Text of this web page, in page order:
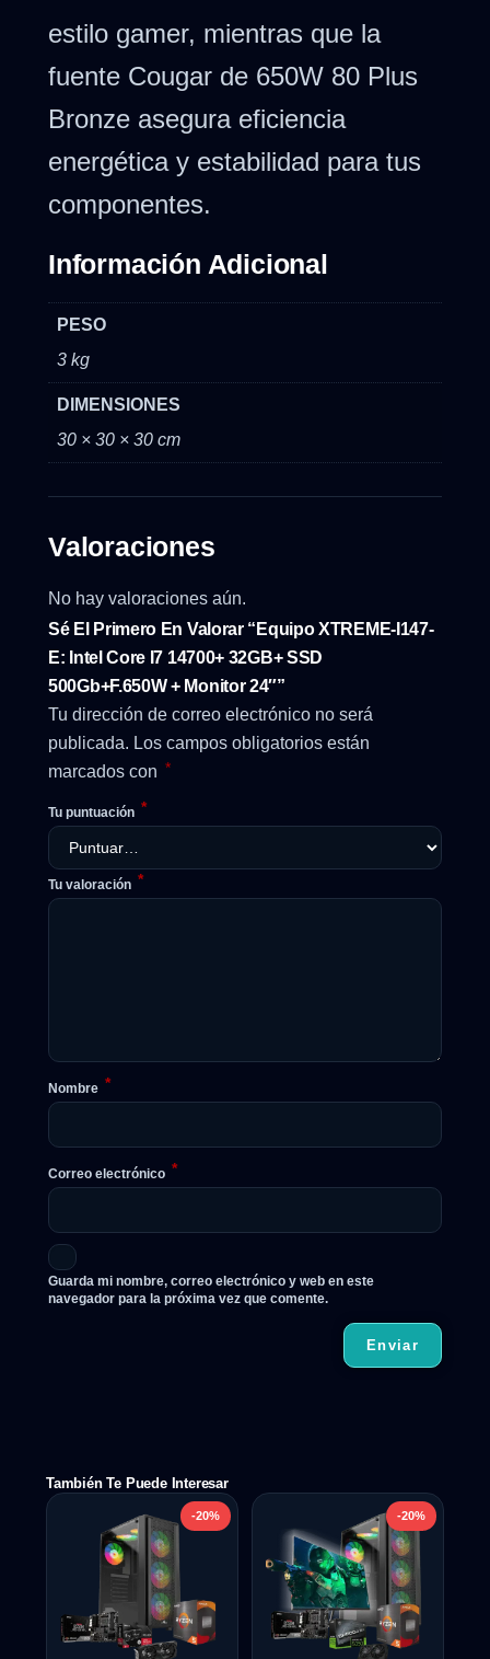
estilo gamer, mientras que la
fuente Cougar de 650W 80 Plus
Bronze asegura eficiencia
energética y estabilidad para tus
componentes.
Información Adicional
PESO
3 kg
DIMENSIONES
30 × 30 × 30 cm
Valoraciones
No hay valoraciones aún.
Sé El Primero En Valorar “Equipo XTREME-I147-
E: Intel Core I7 14700+ 32GB+ SSD
500Gb+F.650W + Monitor 24″”
Tu dirección de correo electrónico no será
publicada. Los campos obligatorios están
marcados con *
Tu puntuación *
Tu valoración *
Nombre *
Correo electrónico *
Guarda mi nombre, correo electrónico y web en este
navegador para la próxima vez que comente.
También Te Puede Interesar
-20% -20%